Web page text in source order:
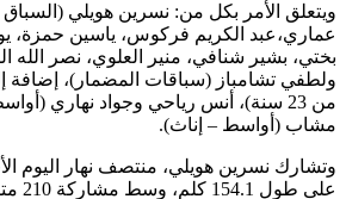
ويتعلق الأمر بكل من: نسرين هويلي
عماري،عبد الكريم فركوس، ياسين حمزة،
بختي، بشير شنافي، منير العلوي، نصر الله
ولطفي تشامباز (سباقات المضمار)،
من 23 سنة)، أنس رياحي وجواد نهاري
مشاب (أواسط – إناث).
وتشارك نسرين هويلي، منتصف نهار اليوم
على